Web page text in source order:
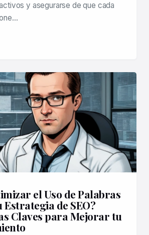
y asegurarse de que cada
el Uso de Palabras
Estrategia de SEO?
Claves para Mejorar tu